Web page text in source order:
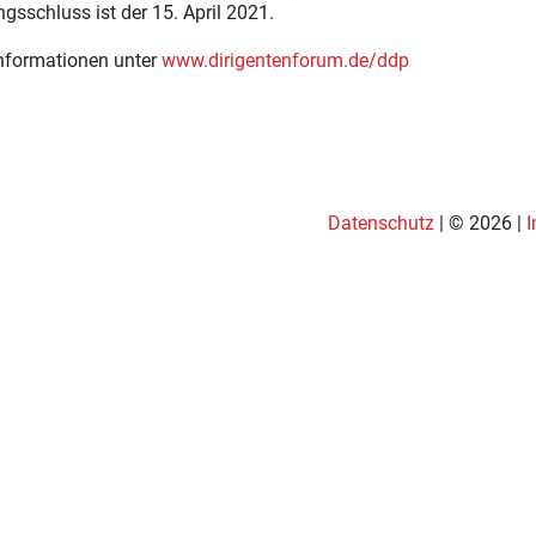
ist der 15. April 2021.
unterwww.dirigentenforum.de/ddp
Datenschutz | © 2026 |